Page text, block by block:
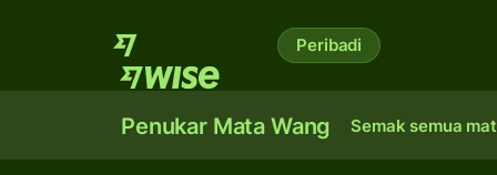
Peribadi
Penukar Mata Wang Semak semua